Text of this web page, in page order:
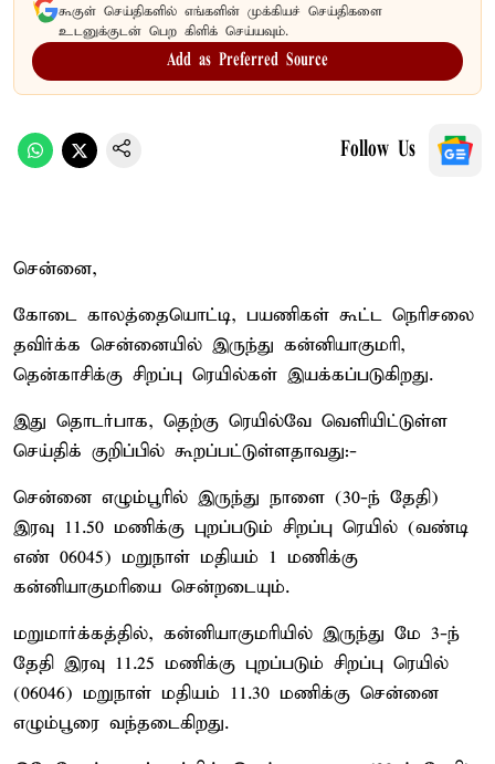
கூகுள் செய்திகளில் எங்களின் முக்கியச் செய்திகளை
உடனுக்குடன் பெற கிளிக் செய்யவும்.
Add as Preferred Source
Follow Us
சென்னை,
கோடை காலத்தையொட்டி, பயணிகள் கூட்ட நெரிசலை
தவிர்க்க சென்னையில் இருந்து கன்னியாகுமரி,
தென்காசிக்கு சிறப்பு ரெயில்கள் இயக்கப்படுகிறது.
இது தொடர்பாக, தெற்கு ரெயில்வே வெளியிட்டுள்ள
செய்திக் குறிப்பில் கூறப்பட்டுள்ளதாவது:-
சென்னை எழும்பூரில் இருந்து நாளை (30-ந் தேதி)
இரவு 11.50 மணிக்கு புறப்படும் சிறப்பு ரெயில் (வண்டி
எண் 06045) மறுநாள் மதியம் 1 மணிக்கு
கன்னியாகுமரியை சென்றடையும்.
மறுமார்க்கத்தில், கன்னியாகுமரியில் இருந்து மே 3-ந்
தேதி இரவு 11.25 மணிக்கு புறப்படும் சிறப்பு ரெயில்
(06046) மறுநாள் மதியம் 11.30 மணிக்கு சென்னை
எழும்பூரை வந்தடைகிறது.